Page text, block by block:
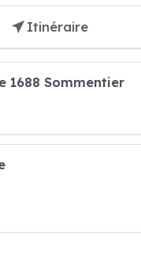
Itinéraire
1688 Sommentier